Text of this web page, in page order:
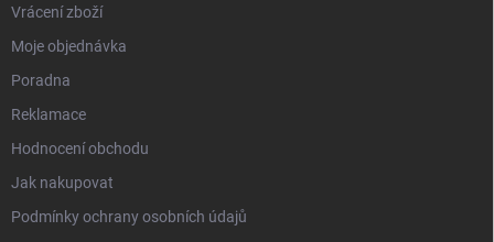
Vrácení zboží
Moje objednávka
Poradna
Reklamace
Hodnocení obchodu
Jak nakupovat
Podmínky ochrany osobních údajů